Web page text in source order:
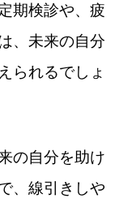
期検診や、疲
、未来の自分
られるでしょ
の自分を助け
、線引きしや